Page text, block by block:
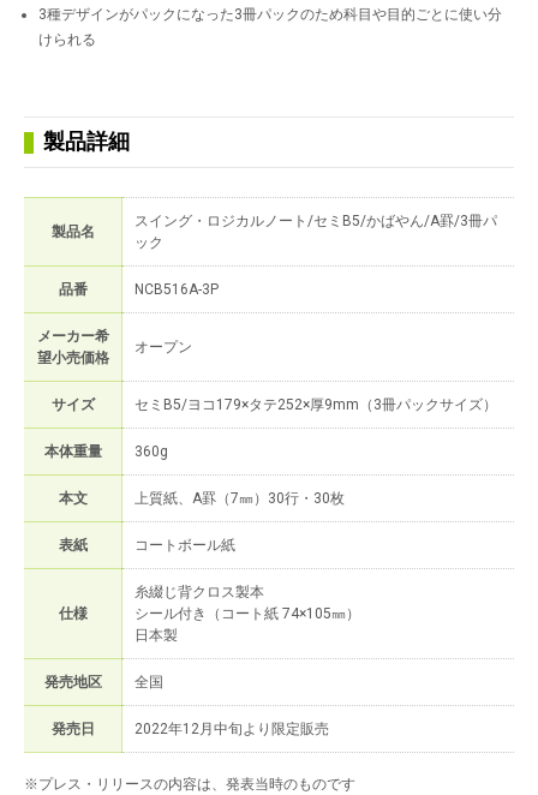
3種デザインがパックになった3冊パックのため科目や目的ごとに使い分
けられる
製品詳細
製品名
スイング・ロジカルノート/セミB5/かばやん/A罫/3冊パ
ック
品番 NCB516A-3P
メーカー希
望小売価格
オープン
サイズ セミB5/ヨコ179×タテ252×厚9mm（3冊パックサイズ）
本体重量 360g
本文 上質紙、A罫（7㎜）30行・30枚
表紙 コートボール紙
仕様
糸綴じ背クロス製本
シール付き（コート紙 74×105㎜）
日本製
発売地区 全国
発売日 2022年12月中旬より限定販売
※プレス・リリースの内容は、発表当時のものです